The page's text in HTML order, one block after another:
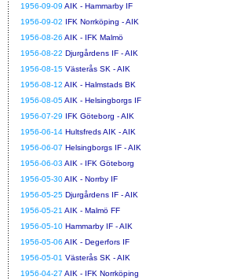
1956-09-09 AIK - Hammarby IF
1956-09-02 IFK Norrköping - AIK
1956-08-26 AIK - IFK Malmö
1956-08-22 Djurgårdens IF - AIK
1956-08-15 Västerås SK - AIK
1956-08-12 AIK - Halmstads BK
1956-08-05AIK - Helsingborgs IF
1956-07-29 IFK Göteborg - AIK
1956-06-14 Hultsfreds AIK - AIK
1956-06-07 Helsingborgs IF - AIK
1956-06-03 AIK - IFK Göteborg
1956-05-30AIK - Norrby IF
1956-05-25 Djurgårdens IF - AIK
1956-05-21 AIK - Malmö FF
1956-05-10 Hammarby IF - AIK
1956-05-06 AIK - Degerfors IF
1956-05-01 Västerås SK - AIK
1956-04-27 AIK - IFK Norrköping